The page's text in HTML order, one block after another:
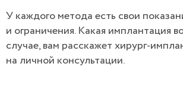
У каждого метода есть свои
и ограничения. Какая имплантация
случае, вам расскажет хирург-
на личной консультации.